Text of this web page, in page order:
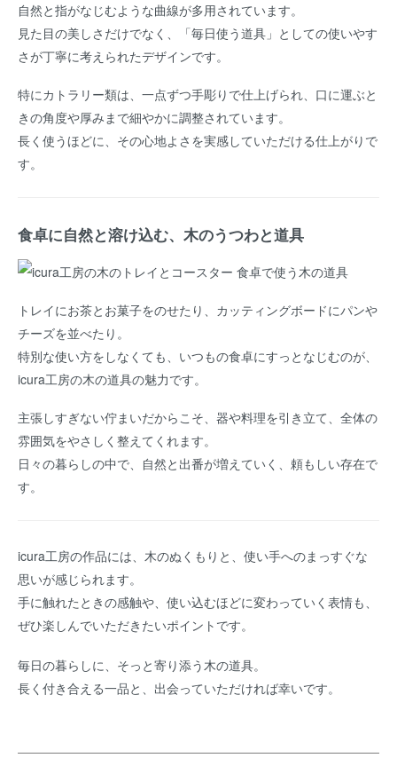
自然と指がなじむような曲線が多用されています。
見た目の美しさだけでなく、「毎日使う道具」としての使いやす
さが丁寧に考えられたデザインです。
特にカトラリー類は、一点ずつ手彫りで仕上げられ、口に運ぶと
きの角度や厚みまで細やかに調整されています。
長く使うほどに、その心地よさを実感していただける仕上がりで
す。
食卓に自然と溶け込む、木のうつわと道具
トレイにお茶とお菓子をのせたり、カッティングボードにパンや
チーズを並べたり。
特別な使い方をしなくても、いつもの食卓にすっとなじむのが、
icura工房の木の道具の魅力です。
主張しすぎない佇まいだからこそ、器や料理を引き立て、全体の
雰囲気をやさしく整えてくれます。
日々の暮らしの中で、自然と出番が増えていく、頼もしい存在で
す。
icura工房の作品には、木のぬくもりと、使い手へのまっすぐな
思いが感じられます。
手に触れたときの感触や、使い込むほどに変わっていく表情も、
ぜひ楽しんでいただきたいポイントです。
毎日の暮らしに、そっと寄り添う木の道具。
長く付き合える一品と、出会っていただければ幸いです。